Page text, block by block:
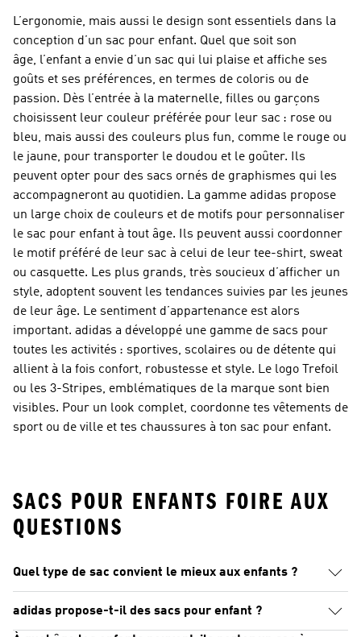
L’ergonomie, mais aussi le design sont essentiels dans la
conception d’un sac pour enfant. Quel que soit son
âge, l’enfant a envie d’un sac qui lui plaise et affiche ses
goûts et ses préférences, en termes de coloris ou de
passion. Dès l’entrée à la maternelle, filles ou garçons
choisissent leur couleur préférée pour leur sac : rose ou
bleu, mais aussi des couleurs plus fun, comme le rouge ou
le jaune, pour transporter le doudou et le goûter. Ils
peuvent opter pour des sacs ornés de graphismes qui les
accompagneront au quotidien. La gamme adidas propose
un large choix de couleurs et de motifs pour personnaliser
le sac pour enfant à tout âge. Ils peuvent aussi coordonner
le motif préféré de leur sac à celui de leur tee-shirt, sweat
ou casquette. Les plus grands, très soucieux d’afficher un
style, adoptent souvent les tendances suivies par les jeunes
de leur âge. Le sentiment d’appartenance est alors
important. adidas a développé une gamme de sacs pour
toutes les activités : sportives, scolaires ou de détente qui
allient à la fois confort, robustesse et style. Le logo Trefoil
ou les 3-Stripes, emblématiques de la marque sont bien
visibles. Pour un look complet, coordonne tes vêtements de
sport ou de ville et tes chaussures à ton sac pour enfant.
SACS POUR ENFANTS FOIRE AUX
QUESTIONS
Quel type de sac convient le mieux aux enfants ?
adidas propose-t-il des sacs pour enfant ?